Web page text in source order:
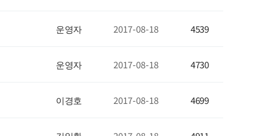
운영자 2017-08-18 4539
운영자 2017-08-18 4730
이경호 2017-08-18 4699